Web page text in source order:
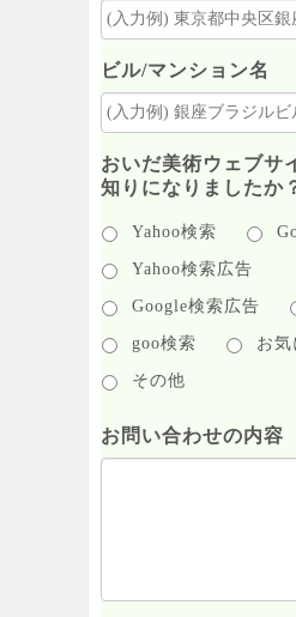
ビル/マンション名
おいだ美術ウェブサ
知りになりましたか
Yahoo検索
Yahoo検索広告
Google検索広告
goo検索 お気
その他
お問い合わせの内容